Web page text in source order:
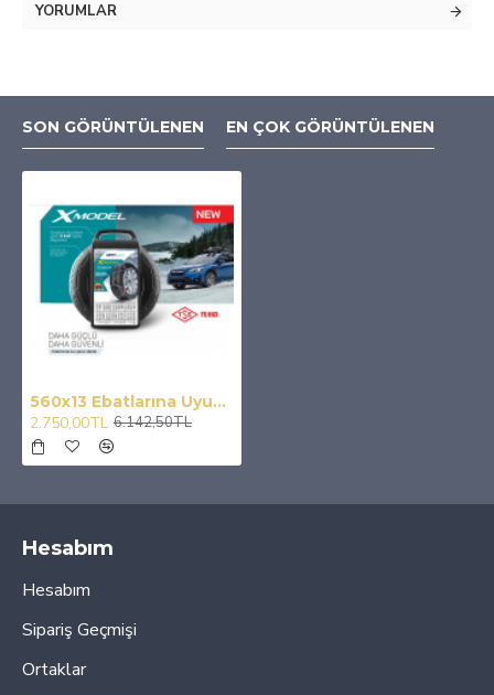
YORUMLAR
SON GÖRÜNTÜLENEN EN ÇOK GÖRÜNTÜLENEN
560x13 Ebatlarına Uyumlu Takmatik X Tipi Kar Patinaj Zinciri
2.750,00TL 6.142,50TL
Hesabım
Hesabım
Sipariş Geçmişi
Ortaklar